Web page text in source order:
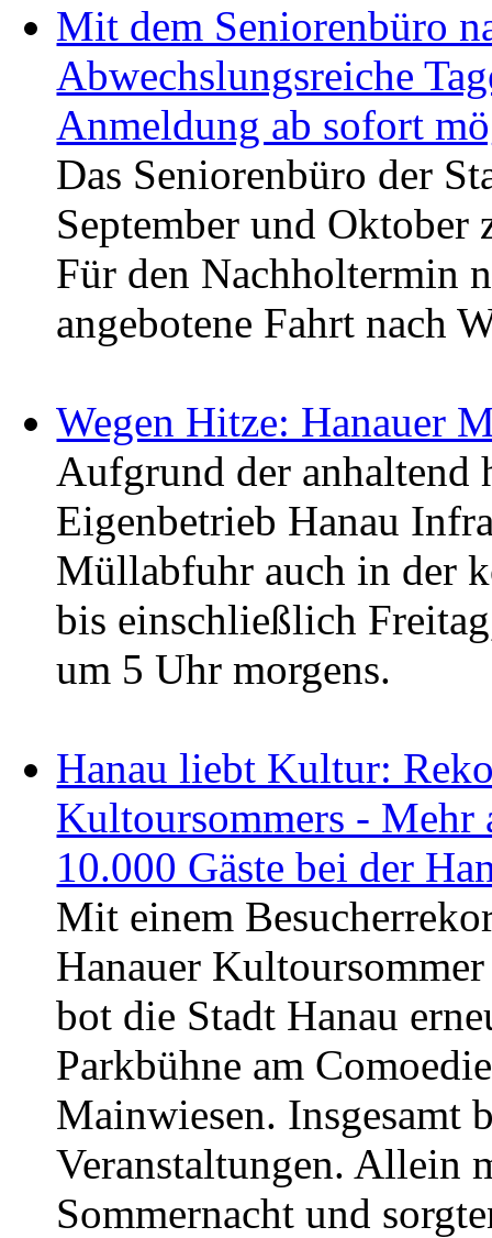
Mit dem Seniorenbüro
Abwechslungsreiche
Anmeldung ab sofort
Das Seniorenbüro der
September und Oktober
Für den Nachholtermin
angebotene Fahrt nach
Wegen Hitze: Hanauer
Aufgrund der anhaltend
Eigenbetrieb Hanau
Müllabfuhr auch in der
bis einschließlich
um 5 Uhr morgens.
Hanau liebt Kultur:
Kultoursommers - Mehr
10.000 Gäste bei der
Mit einem
Hanauer
bot die Stadt Hanau
Parkbühne am
Mainwiesen. Insgesamt
Veranstaltungen. Allein
Sommernacht und